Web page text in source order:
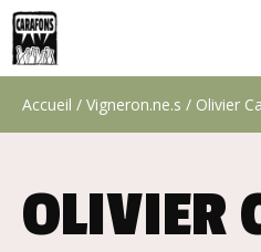
Aller
au
contenu
Accueil / Vigneron.ne.s / Olivier
OLIVIER